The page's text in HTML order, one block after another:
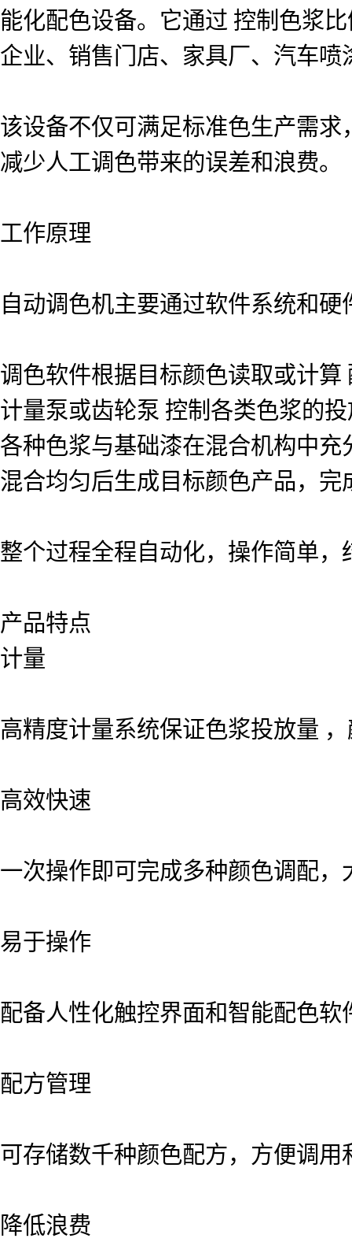
能化配色设备。它通过 控制色浆
企业、销售门店、家具厂、汽车喷
该设备不仅可满足标准色生产需
减少人工调色带来的误差和浪费。
工作原理
自动调色机主要通过软件系统和
调色软件根据目标颜色读取或计算
计量泵或齿轮泵 控制各类色浆的
各种色浆与基础漆在混合机构中充
混合均匀后生成目标颜色产品，完
整个过程全程自动化，操作简单，
产品特点
计量
高精度计量系统保证色浆投放量
高效快速
一次操作即可完成多种颜色调配
易于操作
配备人性化触控界面和智能配色
配方管理
可存储数千种颜色配方，方便调
降低浪费